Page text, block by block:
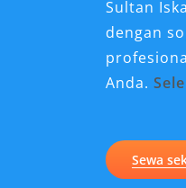
Sultan
dengan
Anda.
untuk
Sewa